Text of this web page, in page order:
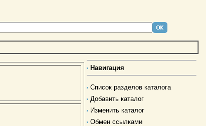
Навигация
Список разделов каталога
Добавить каталог
Изменить каталог
Обмен ссылками